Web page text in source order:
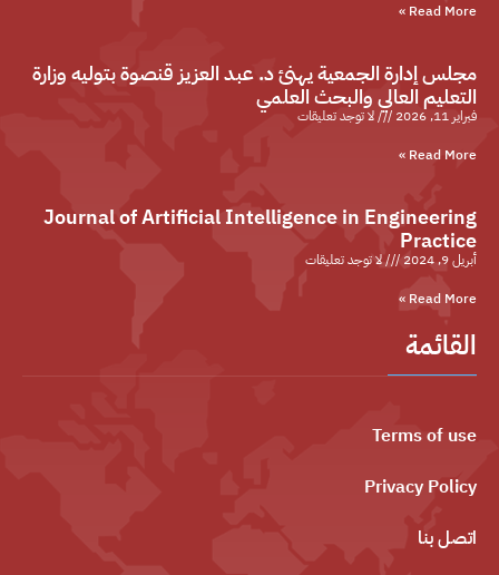
Read More »
مجلس إدارة الجمعية يهنئ د. عبد العزيز قنصوة بتوليه وزارة
التعليم العالي والبحث العلمي
فبراير 11, 2026
لا توجد تعليقات
Read More »
Journal of Artificial Intelligence in Engineering
Practice
أبريل 9, 2024
لا توجد تعليقات
Read More »
القائمة
Terms of use
Privacy Policy
اتصل بنا